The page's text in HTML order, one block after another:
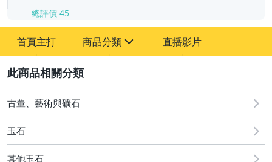
總評價 45
首頁主打 商品分類
古董、藝術與礦石
居家、家具與園藝
直播影片
古董、藝術與礦石
玉石
其他玉石